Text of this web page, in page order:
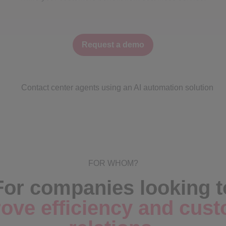
Request a demo
FOR WHOM?
companies looking
efficiency and